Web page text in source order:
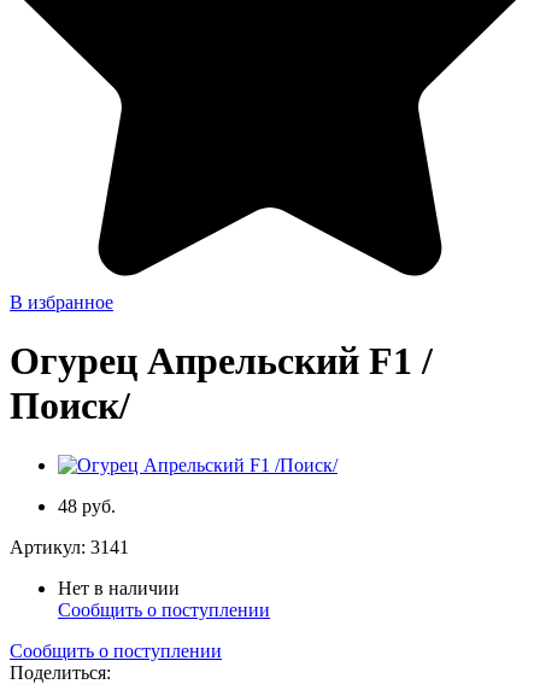
В избранное
Огурец Апрельский F1 /
Поиск/
48 руб.
Артикул: 3141
Нет в наличии
Сообщить о поступлении
Сообщить о поступлении
Поделиться: